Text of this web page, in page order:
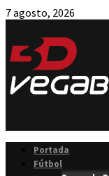
7 agosto, 2026
Portada
Fútbol